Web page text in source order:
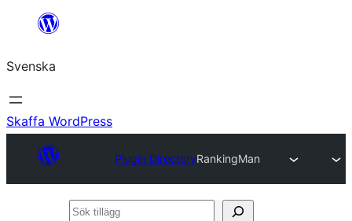
Hoppa
innehåll
Svenska
Skaffa WordPress
Plugin DirectoryRankingMan
Sök